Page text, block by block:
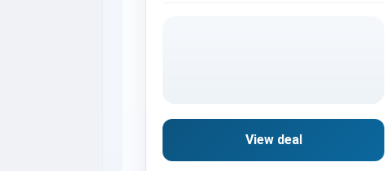
View deal